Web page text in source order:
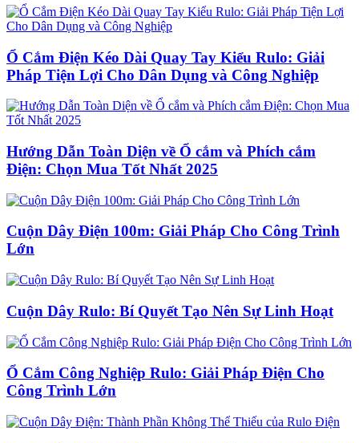
Ổ Cắm Điện Kéo Dài Quay Tay Kiểu Rulo: Giải
Pháp Tiện Lợi Cho Dân Dụng và Công Nghiệp
Hướng Dẫn Toàn Diện về Ổ cắm và Phích cắm
Điện: Chọn Mua Tốt Nhất 2025
Cuộn Dây Điện 100m: Giải Pháp Cho Công Trình
Lớn
Cuộn Dây Rulo: Bí Quyết Tạo Nên Sự Linh Hoạt
Ổ Cắm Công Nghiệp Rulo: Giải Pháp Điện Cho
Công Trình Lớn